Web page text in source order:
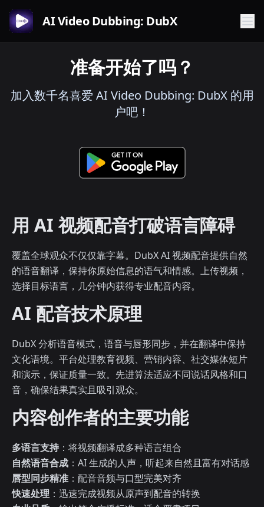
AI Video Dubbing: DubX
准备开始了吗？
加入数千名喜爱 AI Video Dubbing: DubX 的用
户吧！
用 AI 视频配音打破语言障碍
覆盖全球观众不仅仅靠字幕。DubX AI 视频配音提供自然
的语音翻译，保持你原始信息的语气和情感。上传视频，
选择目标语言，几分钟内获得专业配音内容。
AI 配音技术原理
DubX 分析语音模式，语音与唇形同步，并在翻译中保持
文化语境。平台处理教育视频、营销内容、社交媒体短片
和演示，保证质量一致。先进算法适应不同说话风格和口
音，确保结果真实且吸引观众。
内容创作者的主要功能
多语言支持 ：将视频翻译成多种语言组合
自然语音合成 ：AI 生成的人声，听起来自然且富有对话感
唇型同步精准 ：配音音频与口型完美对齐
快速处理 ：迅速完成视频从原声到配音的转换